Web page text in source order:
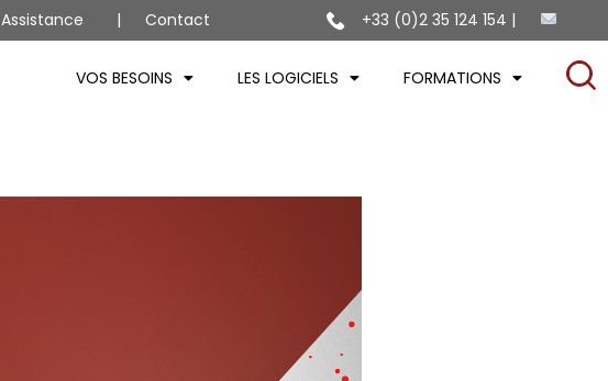
Assistance Contact +33 (0)2 35 124 154
VOS BESOINS LES LOGICIELS FORMATIONS